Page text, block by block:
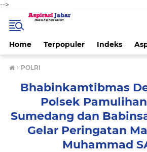
-->
Home Terpopuler Indeks
› POLRI
Bhabinkamtibmas
Polsek
Sumedang dan
Gelar Peringatan
Muhammad